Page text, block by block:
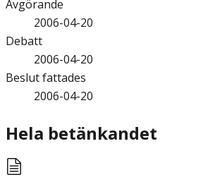
Avgörande
2006-04-20
Debatt
2006-04-20
Beslut fattades
2006-04-20
Hela betänkandet